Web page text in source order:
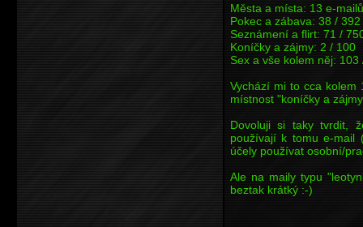
Města a místa: 13 e-
Pokec a zábava: 38 / 392
Seznámení a flirt: 71 /
Koníčky a zájmy: 2 / 100
Sex a vše kolem něj: 103
Vychází mi to cca
místnost "koníčky a
Dovoluji si taky tvrdit,
používají k tomu e-mail
účely používat osobní/
Ale na maily typu
beztak krátký :-)